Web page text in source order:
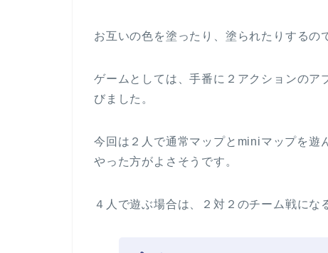
お互いの色を塗ったり、塗られたりするの
ゲームとしては、手番に２アクションの
びました。
今回は２人で通常マップとminiマップを遊
やった方がよさそうです。
４人で遊ぶ場合は、２対２のチーム戦にな